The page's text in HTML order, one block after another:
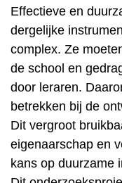
Effectieve en
dergelijke
complex. Ze
de school en
door leraren.
betrekken bij de
Dit vergroot
eigenaarschap en
kans op duurzame